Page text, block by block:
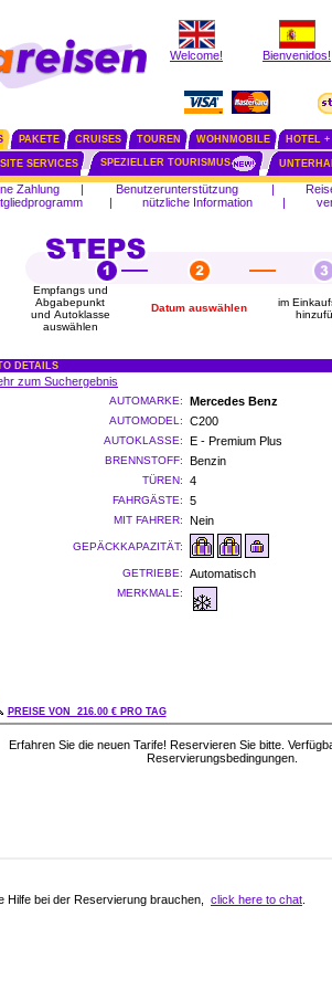
Welcome! Bienvenidos!
PAKETE CRUISES TOUREN WOHNMOBILE HOTEL
SERVICES SPEZIELLER TOURISMUS
Zahlung | Benutzerunterstützung |
| nützliche Information |
Empfangs und
Abgabepunkt
und Autoklasse
auswählen
Datum auswählen
im
DETAILS
zum Suchergebnis
AUTOMARKE: Mercedes Benz
AUTOMODEL: C200
AUTOKLASSE: E - Premium Plus
BRENNSTOFF: Benzin
TÜREN: 4
FAHRGÄSTE: 5
MIT FAHRER: Nein
GEPÄCKKAPAZITÄT:
GETRIEBE: Automatisch
MERKMALE:
PREISE VON 216.00 € PRO TAG
Hilfe bei der Reservierung brauchen, click here to chat